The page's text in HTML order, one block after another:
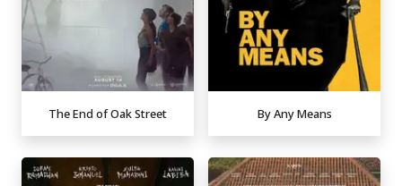
The End of Oak Street By Any Means